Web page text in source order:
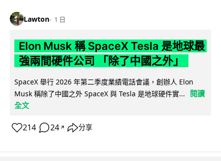
Lawton 1 日
Elon Musk 稱 SpaceX Tesla 是地球最
強兩間硬件公司 「除了中國之外」
SpaceX 舉行 2026 年第二季度業績電話會議，創辦人 Elon
Musk 稱除了中國之外 SpaceX 與 Tesla 是地球硬件實...
閱讀
全文
214 24 ↗ 分享